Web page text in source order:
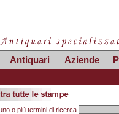
Antiquari Aziende
o più termini di ricerca